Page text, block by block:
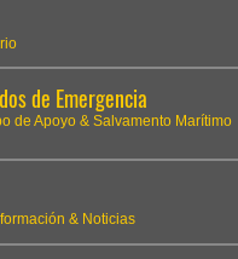
de Emergencia
de Apoyo & Salvamento Marítimo
& Noticias